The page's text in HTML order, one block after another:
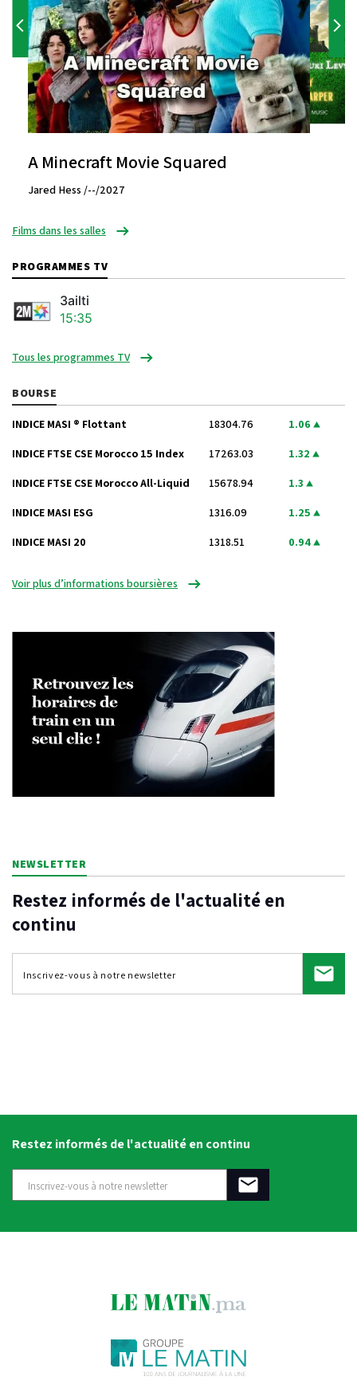
A Minecraft Movie Squared
Jared Hess /--/2027
Films dans les salles
PROGRAMMES TV
3ailti
15:35
Tous les programmes TV
BOURSE
INDICE MASI ® Flottant 18304.76 1.06
INDICE FTSE CSE Morocco 15 Index 17263.03 1.32
INDICE FTSE CSE Morocco All-Liquid 15678.94 1.3
INDICE MASI ESG 1316.09 1.25
INDICE MASI 20 1318.51 0.94
Voir plus d’informations boursières
NEWSLETTER
Restez informés de l'actualité en
continu
Restez informés de l'actualité en continu